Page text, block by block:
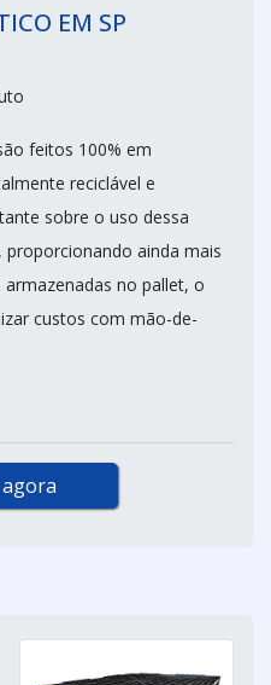
EM SP
feitos 100% em
reciclável e
sobre o uso dessa
ainda mais
no pallet, o
custos com mão-de-